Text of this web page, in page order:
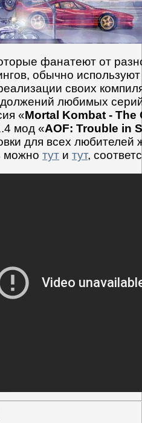
фанатеют от
обычно
своих
любимых
«Mortal Kombat - The
мод «AOF: Trouble in
для всех любителей
можно тут и тут,